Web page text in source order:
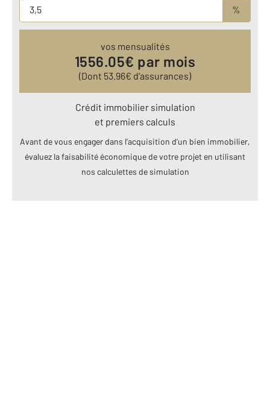
%
vos mensualités
1556.05€ par mois
(Dont 53.96€ d’assurances)
Crédit immobilier simulation
et premiers calculs
Avant de vous engager dans l’acquisition d’un bien immobilier,
évaluez la faisabilité économique de votre projet en utilisant
nos calculettes de simulation